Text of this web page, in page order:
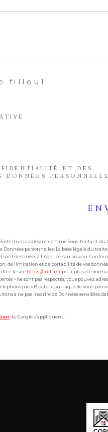
filleul
ET DES
DONNÉES
Immo agissant comme Sous-traitant
personnelles. La base légale du
destinées à l'Agence / au Réseau.
de limitation et de portabilité de vos
le site https://cnil.fr/fr pour plus
» ne sont pas respectés, vous pouvez
« Bloctel », sur laquelle vous
à ne pas inscrire de Données sensibles
de Google s'appliquent.